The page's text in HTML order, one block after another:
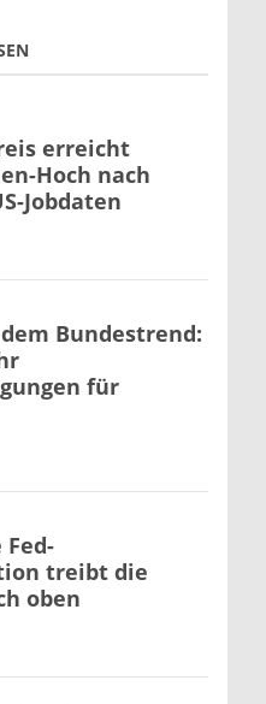
erreicht
Hoch nach
Jobdaten
Bundestrend:
für
Fed-
treibt die
oben